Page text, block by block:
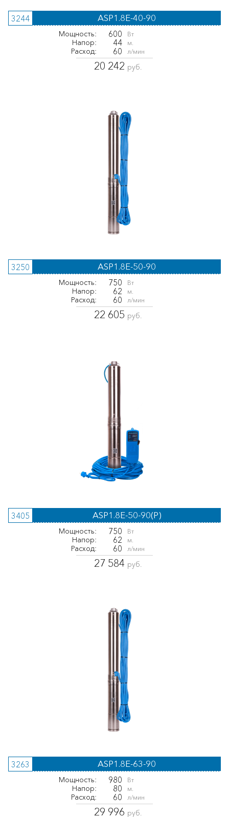
3244 ASP1.8E-40-90
Мощность: 600 Вт
Напор: 44 м.
Расход: 60 л/мин
20 242 руб.
3250 ASP1.8E-50-90
Мощность: 750 Вт
Напор: 62 м.
Расход: 60 л/мин
22 605 руб.
3405 ASP1.8E-50-90(P)
Мощность: 750 Вт
Напор: 62 м.
Расход: 60 л/мин
27 584 руб.
3263 ASP1.8E-63-90
Мощность: 980 Вт
Напор: 80 м.
Расход: 60 л/мин
29 996 руб.